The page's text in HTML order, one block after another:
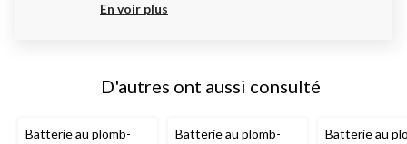
En voir plus
D'autres ont aussi consulté
Batterie au plomb- Batterie au plomb- Batterie au